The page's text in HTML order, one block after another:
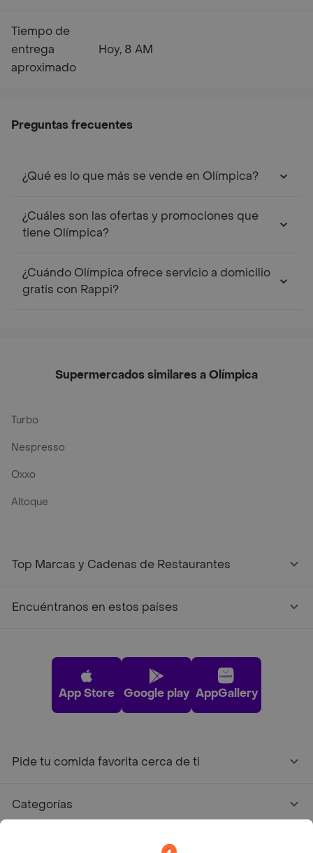
Tiempo de
entrega
aproximado
Hoy, 8 AM
Preguntas frecuentes
¿Qué es lo que más se vende en Olímpica?
¿Cuáles son las ofertas y promociones que
tiene Olímpica?
¿Cuándo Olímpica ofrece servicio a domicilio
gratis con Rappi?
Supermercados similares a Olímpica
Turbo
Nespresso
Oxxo
Altoque
Top Marcas y Cadenas de Restaurantes
Encuéntranos en estos países
App Store Google play AppGallery
Pide tu comida favorita cerca de ti
Categorías